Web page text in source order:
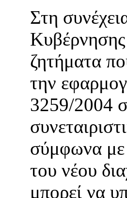
Στη
Κυβέρνησης
ζητήματα
την
3259/2004
σύμφωνα με
του νέου
μπορεί να